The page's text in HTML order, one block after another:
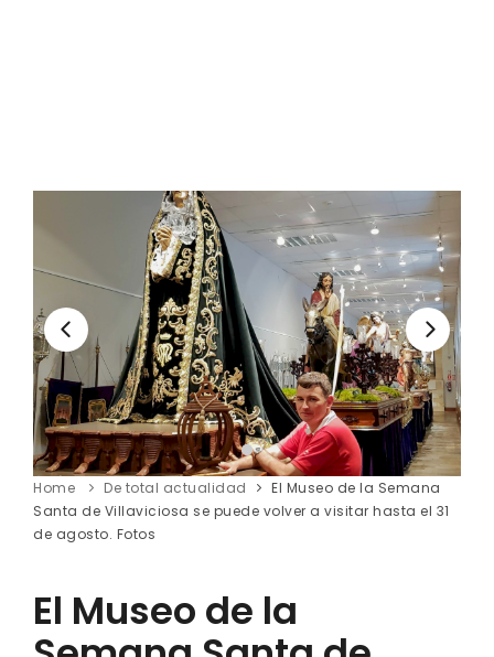
Home De total actualidad
El Museo de la Semana
Santa de Villaviciosa se puede volver a visitar hasta el 31
de agosto. Fotos
El Museo de la